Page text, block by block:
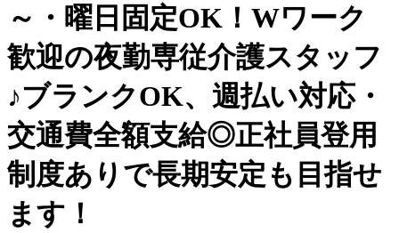
～・曜日固定OK！Wワーク
歓迎の夜勤専従介護スタッフ
♪ブランクOK、週払い対応・
交通費全額支給◎正社員登用
制度ありで長期安定も目指せ
ます！